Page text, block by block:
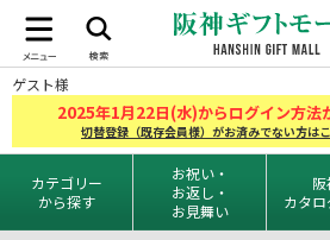
ゲスト様
2025年1月22日(水)からログイン方法
切替登録（既存会員様）がお済みでない方は
カテゴリー
から探す
お祝い・
お返し・
お見舞い
カタロ